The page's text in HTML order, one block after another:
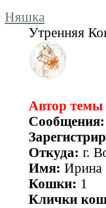
Няшка
Утренняя
Автор темы
Сообщения:
Откуда: г.
Имя: Ирина
Кошки: 1
Клички